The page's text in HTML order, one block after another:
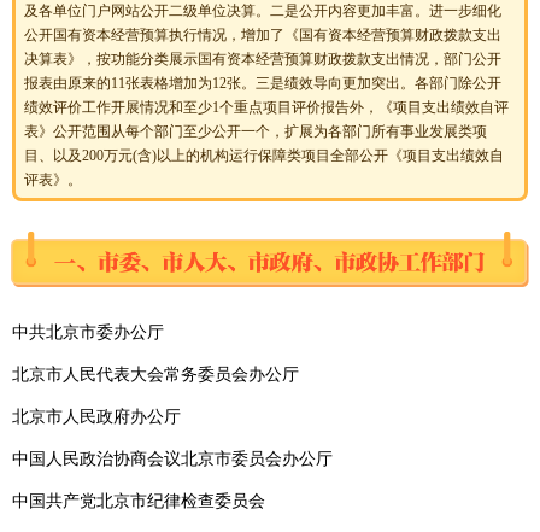
及各单位门户网站公开二级单位决算。二是公开内容更加丰富。进一步细化
公开国有资本经营预算执行情况，增加了《国有资本经营预算财政拨款支出
决算表》，按功能分类展示国有资本经营预算财政拨款支出情况，部门公开
报表由原来的11张表格增加为12张。三是绩效导向更加突出。各部门除公开
绩效评价工作开展情况和至少1个重点项目评价报告外，《项目支出绩效自评
表》公开范围从每个部门至少公开一个，扩展为各部门所有事业发展类项
目、以及200万元(含)以上的机构运行保障类项目全部公开《项目支出绩效自
评表》。
中共北京市委办公厅
北京市人民代表大会常务委员会办公厅
北京市人民政府办公厅
中国人民政治协商会议北京市委员会办公厅
中国共产党北京市纪律检查委员会